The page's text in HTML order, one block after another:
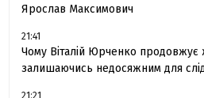
Ярослав Максимович
21:41
Чому Віталій Юрченко продовжує
залишаючись недосяжним для
21:21